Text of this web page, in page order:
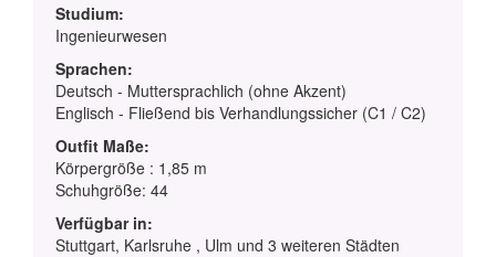
Studium:
Ingenieurwesen
Sprachen:
Deutsch - Muttersprachlich (ohne Akzent)
Englisch - Fließend bis Verhandlungssicher (C1 / C2)
Outfit Maße:
Körpergröße : 1,85 m
Schuhgröße: 44
Verfügbar in:
Stuttgart, Karlsruhe , Ulm und 3 weiteren Städten